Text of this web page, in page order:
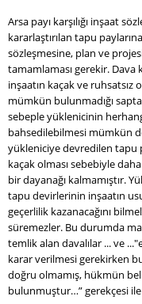
Arsa payı karşılığı inşaat
kararlaştırılan tapu
sözleşmesine, plan ve
tamamlaması gerekir.
inşaatın kaçak ve
mümkün bulunmadığı
sebeple yüklenicinin
bahsedilebilmesi mümkün
yükleniciye devredilen tapu
kaçak olması sebebiyle
bir dayanağı kalmamıştır.
tapu devirlerinin inşaatın
geçerlilik kazanacağını
süremezler. Bu durumda
temlik alan davalılar ... ve
karar verilmesi gerekirken
doğru olmamış, hükmün
bulunmuştur…” gerekçesi